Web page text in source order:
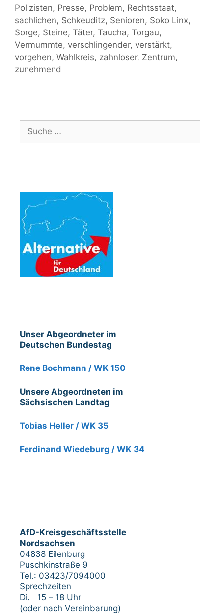
Polizisten, Presse, Problem, Rechtsstaat,
sachlichen, Schkeuditz, Senioren, Soko Linx,
Sorge, Steine, Täter, Taucha, Torgau,
Vermummte, verschlingender, verstärkt,
vorgehen, Wahlkreis, zahnloser, Zentrum,
zunehmend
nach:
Unser Abgeordneter im
Deutschen Bundestag
Rene Bochmann / WK 150
Unsere Abgeordneten im
Sächsischen Landtag
Tobias Heller / WK 35
Ferdinand Wiedeburg / WK 34
AfD-Kreisgeschäftsstelle
Nordsachsen
04838 Eilenburg
Puschkinstraße 9
Tel.: 03423/7094000
Sprechzeiten
Di. 15 – 18 Uhr
(oder nach Vereinbarung)